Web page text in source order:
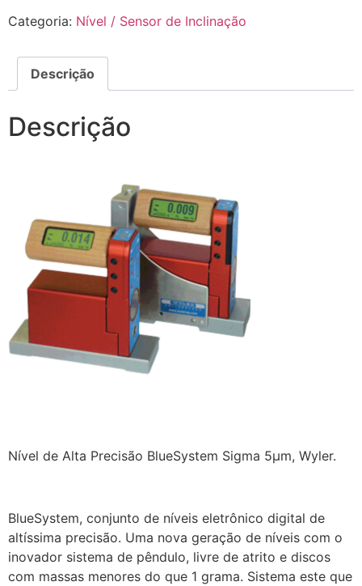
Categoria: Nível / Sensor de Inclinação
Descrição
Descrição
Nível de Alta Precisão BlueSystem Sigma 5µm, Wyler.
BlueSystem, conjunto de níveis eletrônico digital de
altíssima precisão. Uma nova geração de níveis com o
inovador sistema de pêndulo, livre de atrito e discos
com massas menores do que 1 grama. Sistema este que